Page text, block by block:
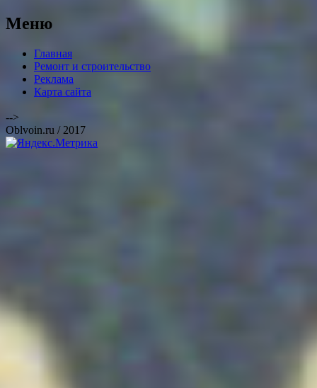
Меню
Главная
Ремонт и строительство
Реклама
Карта сайта
-->
Oblvoin.ru / 2017